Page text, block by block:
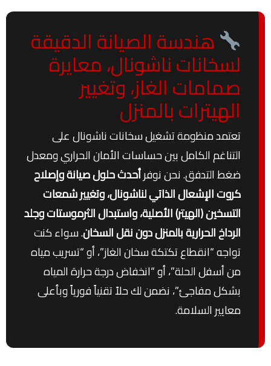
هندسة الصيانة الدقيقة
لسخانات ناشونال، معايرة
صمامات الغاز، وتغيير
الهيترات بالمنزل
تعتمد منظومة تشغيل سخانات ناشونال على
التناغم الكامل بين حساسات الأمان الحراري ومعدل
ضغط التدفق. نحن نوفرأحدث حلول صيانة وإصلاح
كروت الإشعال الذاتي لناشونال، وتغيير شمعات
التسخين (الهيتر) الأصلية، واستبدال الثرموستات وجلد
الرداخ الحرارية بالمنزل دون نقل السخان. سواء كنت
تواجه “انقطاع تكتكة سخان الغاز”، أو “تسريب مياه
من أسفل الحلة”، أو “انخفاض درجة حرارة المياه
بشكل مفاجئ”، نضمن لك حلاً تقنياً فورياً وبأعلى
معايير السلامة.